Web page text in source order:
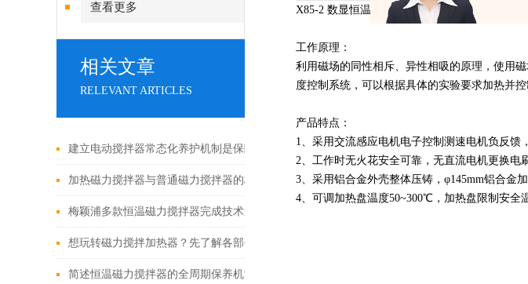
查看更多
相关文章
RELEVANT ARTICLES
建立电动搅拌器常态化养护机制是保障实验与生产工作有序推进的关键
加热磁力搅拌器与普通磁力搅拌器的核心差异及应用优势
梅颖浦多款恒温磁力搅拌器完成技术迭代 数字化操控全面升级
想玩转磁力搅拌加热器？先了解各部件功能特点再说！
简述恒温磁力搅拌器的全周期保养机制
X85-2 数显恒温磁力搅拌器是用于液体混合的
工作原理：
利用磁场的同性相斥、异性相吸的原理，使用
度控制系统，可以根据具体的实验要求加热并
产品特点：
1、采用交流感应电机电子控制测速电机负反馈
2、工作时无火花安全可靠，无直流电机更换电
3、采用铝合金外壳整体压铸，φ145mm铝合金
4、可调加热盘温度50~300℃，加热盘限制安全